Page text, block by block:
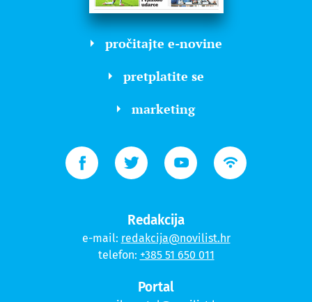
pročitajte e-novine
pretplatite se
marketing
Redakcija
e-mail: redakcija@novilist.hr
telefon: +385 51 650 011
Portal